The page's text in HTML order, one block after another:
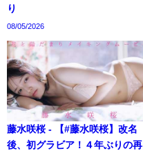
り
08/05/2026
藤水咲桜 - 【#藤水咲桜】改名
後、初グラビア！４年ぶりの再